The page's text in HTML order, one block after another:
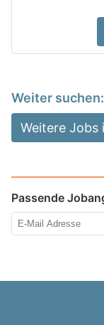
Weiter suchen:
Weitere
Passende